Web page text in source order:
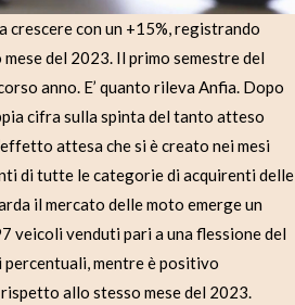
crescere con un +15%, registrando
del 2023. Il primo semestre del
anno. E’ quanto rileva Anfia. Dopo
cifra sulla spinta del tanto atteso
attesa che si è creato nei mesi
di tutte le categorie di acquirenti delle
il mercato delle moto emerge un
veicoli venduti pari a una flessione del
mentre è positivo
allo stesso mese del 2023.